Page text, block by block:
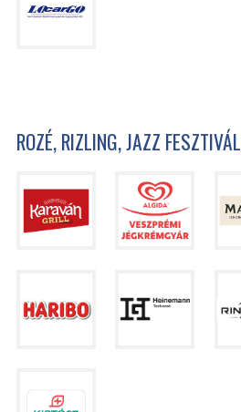
ROZÉ, RIZLING, JAZZ FESZTIVÁL